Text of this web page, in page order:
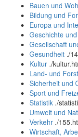
Bauen und
Bildung und
Europa und
Geschichte
Gesellschaft
Gesundheit ./
Kultur ./
Land- und
Sicherheit und
Sport und
Statistik ./
Umwelt und
Verkehr ./
Wirtschaft,